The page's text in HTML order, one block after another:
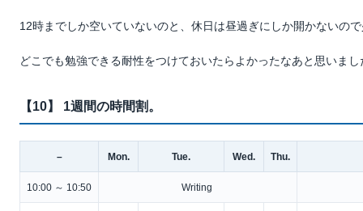
12時までしか空いていないのと、休日は昼過ぎにしか開かないの
どこでも勉強できる耐性をつけておいたらよかったなあと思いまし
【10】 1週間の時間割。
– Mon. Tue. Wed. Thu.
10:00 ～ 10:50 Writing